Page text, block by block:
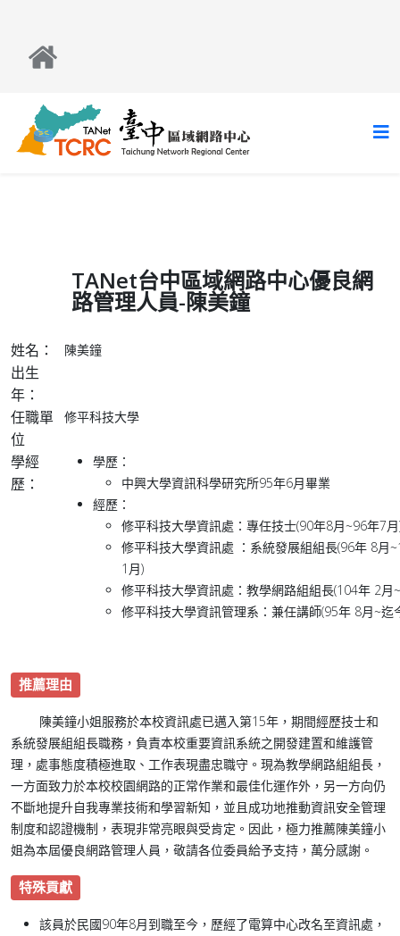
TANet台中區域網路中心優良網
路管理人員-陳美鐘
姓名： 陳美鐘
出生
年：
任職單
位
修平科技大學
學經
歷：
學歷：
中興大學資訊科學研究所95年6月畢業
經歷：
修平科技大學資訊處：專任技士(90年8月~96年7
修平科技大學資訊處 ：系統發展組組長(96年 8月
1月)
修平科技大學資訊處：教學網路組組長(104年 2月
修平科技大學資訊管理系：兼任講師(95年 8月~迄
推薦理由
陳美鐘小姐服務於本校資訊處已邁入第15年，期間經歷技士和
系統發展組組長職務，負責本校重要資訊系統之開發建置和維護管
理，處事態度積極進取、工作表現盡忠職守。現為教學網路組組長，
一方面致力於本校校園網路的正常作業和最佳化運作外，另一方向仍
不斷地提升自我專業技術和學習新知，並且成功地推動資訊安全管理
制度和認證機制，表現非常亮眼與受肯定。因此，極力推薦陳美鐘小
姐為本屆優良網路管理人員，敬請各位委員給予支持，萬分感謝。
特殊貢獻
該員於民國90年8月到職至今，歷經了電算中心改名至資訊處，